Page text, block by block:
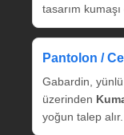
tasarım
Pantolon /
Gabardin, yünlü
üzerinden
yoğun talep alır.